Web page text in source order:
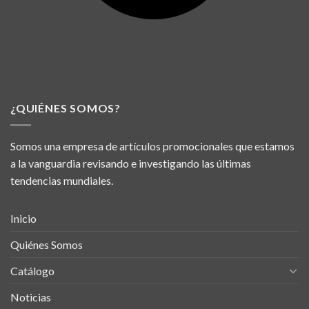
¿QUIÉNES SOMOS?
Somos una empresa de artículos promocionales que estamos
a la vanguardia revisando e investigando las últimas
tendencias mundiales.
Inicio
Quiénes Somos
Catálogo
Noticias